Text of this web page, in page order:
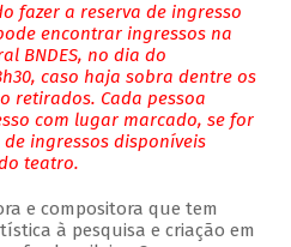
fazer a reserva de ingresso
encontrar ingressos na
BNDES, no dia do
caso haja sobra dentre os
retirados. Cada pessoa
com lugar marcado, se for
ingressos disponíveis
teatro.
e compositora que tem
à pesquisa e criação em